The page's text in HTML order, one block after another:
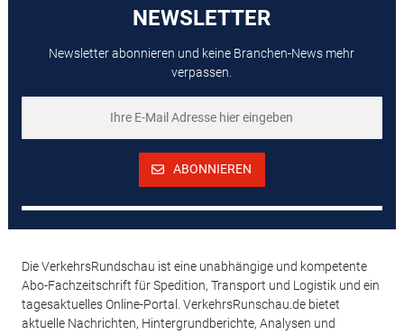
NEWSLETTER
Newsletter abonnieren und keine Branchen-News mehr
verpassen.
ABONNIEREN
Die VerkehrsRundschau ist eine unabhängige und kompetente
Abo-Fachzeitschrift für Spedition, Transport und Logistik und ein
tagesaktuelles Online-Portal. VerkehrsRunschau.de bietet
aktuelle Nachrichten, Hintergrundberichte, Analysen und